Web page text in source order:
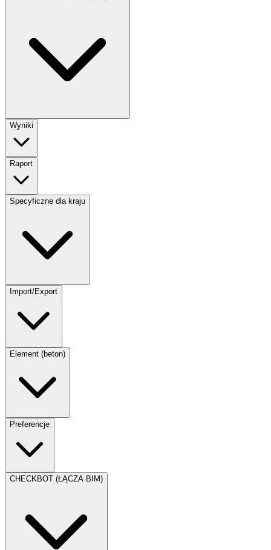
Wyniki
Raport
Specyficzne dla kraju
Import/Export
Element (beton)
Preferencje
CHECKBOT (ŁĄCZA BIM)